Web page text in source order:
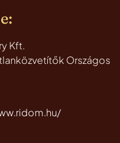
Kft.
Országos